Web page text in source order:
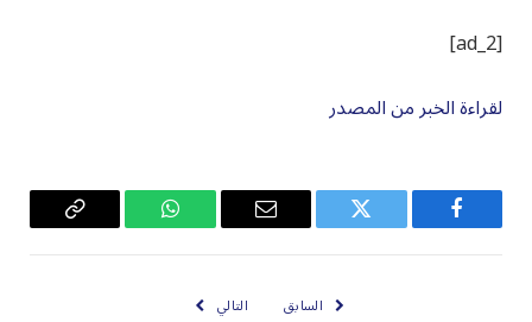
[ad_2]
لقراءة الخبر من المصدر
فيسبوك تويتر
البريد
واتساب
Copy
السابق التالي